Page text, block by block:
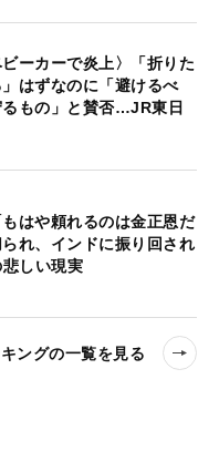
ビーカーで炎上〉「折りた
はずなのに「避けるべ
るもの」と賛否…JR東日
はや頼れるのは金正恩だ
れ、インドに振り回され
しい現実
ングの一覧を見る